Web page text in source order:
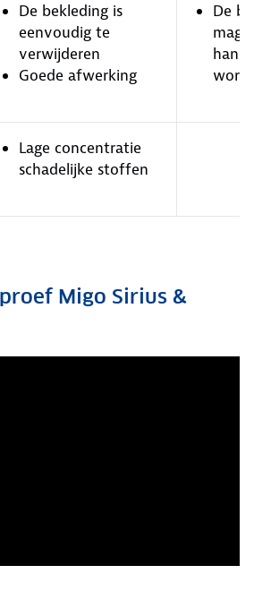
De bekleding is
eenvoudig te
verwijderen
Goede afwerking
De
mag
hand
Lage concentratie
schadelijke stoffen
Migo Sirius &